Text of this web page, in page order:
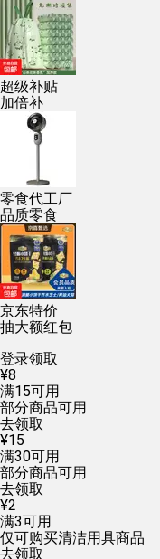
超级补贴
加倍补
零食代工厂
品质零食
京东特价
抽大额红包
登录领取
¥8
满15可用
部分商品可用
去领取
¥15
满30可用
部分商品可用
去领取
¥2
满3可用
仅可购买清洁用具商品
去领取